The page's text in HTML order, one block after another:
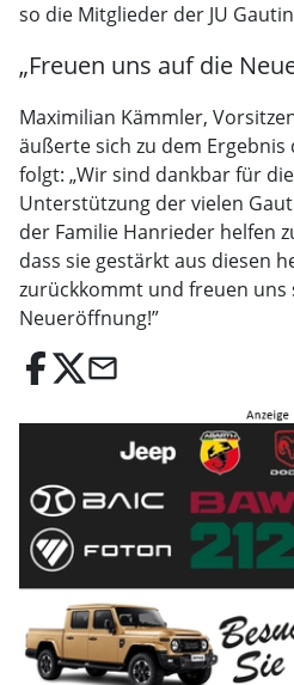
so die Mitglieder der JU
„Freuen uns auf die
Maximilian Kämmler,
äußerte sich zu dem
folgt: „Wir sind dankbar für
Unterstützung der vielen
der Familie Hanrieder helfen
dass sie gestärkt aus diesen
zurückkommt und freuen uns
Neueröffnung!”
email